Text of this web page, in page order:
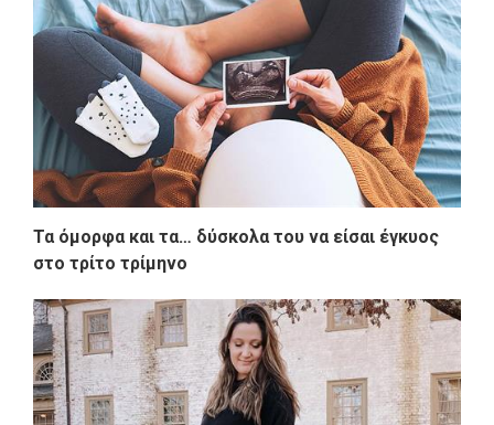
Τα όμορφα και τα… δύσκολα του να είσαι έγκυος
στο τρίτο τρίμηνο